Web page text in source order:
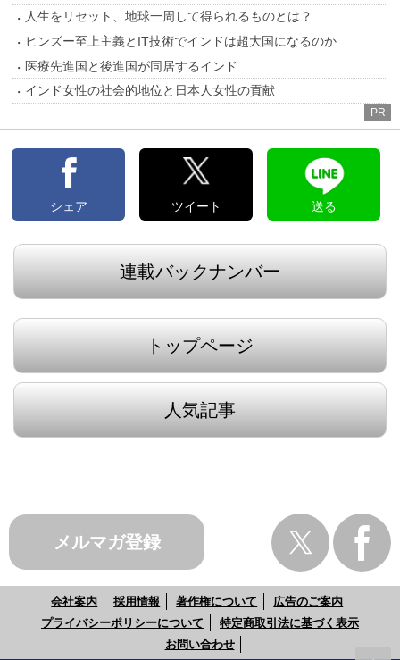
人生をリセット、地球一周して得られるものとは？
ヒンズー至上主義とIT技術でインドは超大国になるのか
医療先進国と後進国が同居するインド
インド女性の社会的地位と日本人女性の貢献
PR
シェア ツイート 送る
連載バックナンバー
トップページ
人気記事
メルマガ登録
会社案内 採用情報 著作権について
広告のご案内
プライバシーポリシーについて
特定商取引法に基づく表示
お問い合わせ